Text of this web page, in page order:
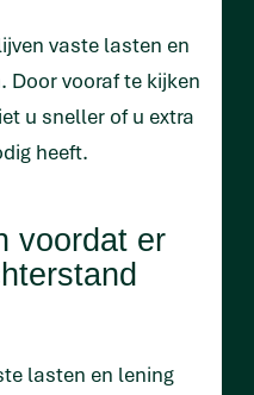
vaste lasten en
Door vooraf te kijken
u sneller of u extra
heeft.
voordat er
lasten en lening